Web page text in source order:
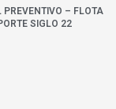
– FLOTA
SIGLO 22